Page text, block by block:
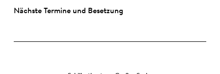
Nächste Termine und Besetzung